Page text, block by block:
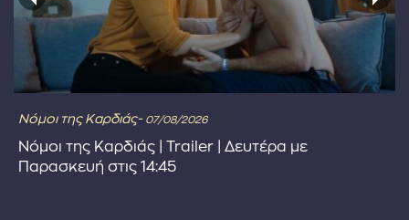
Νόμοι της Καρδιάς- 07/08/2026
Νόμοι της Καρδιάς | Trailer | Δευτέρα με
Παρασκευή στις 14:45